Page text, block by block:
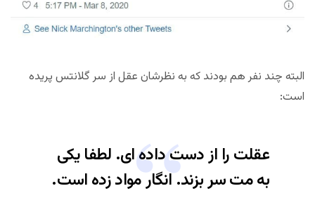
البته چند نفر هم بودند که به نظرشان عقل از سر گلانتس پریده
است:
عقلت را از دست داده ای. لطفا یکی
به مت سر بزند. انگار مواد زده است.